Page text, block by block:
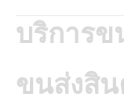
บริการข
ขนส่งสิ